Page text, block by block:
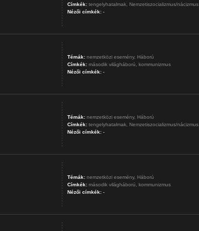
Címkék: tengelyhatalmak,
Nemzetiszocializmus/nácizmus
Nézői címkék:-
Témák: nemzetközi esemény, Háború
Címkék: második világháború,
kommunizmus
Nézői címkék:-
Témák: nemzetközi esemény, Háború
Címkék: tengelyhatalmak,
Nemzetiszocializmus/nácizmus
Nézői címkék:-
Témák: nemzetközi esemény, Háború
Címkék: második világháború,
kommunizmus
Nézői címkék:-